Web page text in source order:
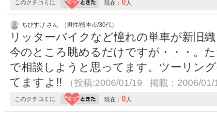
このクチコミに 現在： 0人
ちびすけ さん （男性/熊本市/30代）
リッターバイクなど憧れの単車が新旧
今のところ眺めるだけですが・・・。
で相談しようと思ってます。ツーリン
てますよ!!
（投稿:2006/01/19 掲載：2006/01/
このクチコミに 現在： 0人